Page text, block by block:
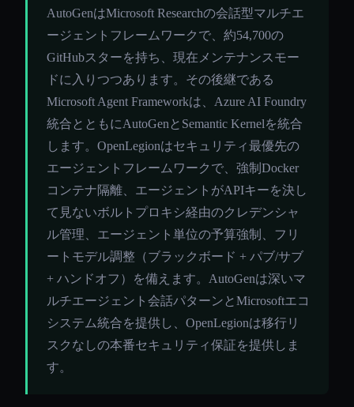
AutoGenはMicrosoft Researchの会話型マルチエ
ージェントフレームワークで、約54,700の
GitHubスターを持ち、現在メンテナンスモー
ドに入りつつあります。その後継である
Microsoft Agent Frameworkは、Azure AI Foundry
統合とともにAutoGenとSemantic Kernelを統合
します。OpenLegionはセキュリティ最優先の
エージェントフレームワークで、強制Docker
コンテナ隔離、エージェントがAPIキーを決し
て見ないボルトプロキシ経由のクレデンシャ
ル管理、エージェント単位の予算強制、フリ
ートモデル調整（ブラックボード + パブ/サブ
+ ハンドオフ）を備えます。AutoGenは深いマ
ルチエージェント会話パターンとMicrosoftエコ
システム統合を提供し、OpenLegionは移行リ
スクなしの本番セキュリティ保証を提供しま
す。